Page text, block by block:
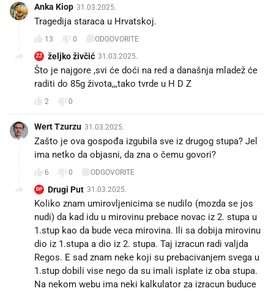
Anka Kiop 31.03.2025.
Tragedija staraca u Hrvatskoj.
13 0 ODGOVORITE
ŽŽ željko živčić 31.03.2025.
Što je najgore ,svi će doći na red a današnja mladež će
raditi do 85g života,,,tako tvrde u H D Z
2 0
Wert Tzurzu 31.03.2025.
Zašto je ova gospođa izgubila sve iz drugog stupa? Jel
ima netko da objasni, da zna o čemu govori?
6 0 ODGOVORITE
DP Drugi Put 31.03.2025.
Koliko znam umirovljenicima se nudilo (mozda se jos
nudi) da kad idu u mirovinu prebace novac iz 2. stupa u
1.stup kao da bude veca mirovina. Ili sa dobija mirovinu
dio iz 1.stupa a dio iz 2. stupa. Taj izracun radi valjda
Regos. E sad znam neke koji su prebacivanjem svega u
1.stup dobili vise nego da su imali isplate iz oba stupa.
Na nekom webu ima neki kalkulator za izracun buduce